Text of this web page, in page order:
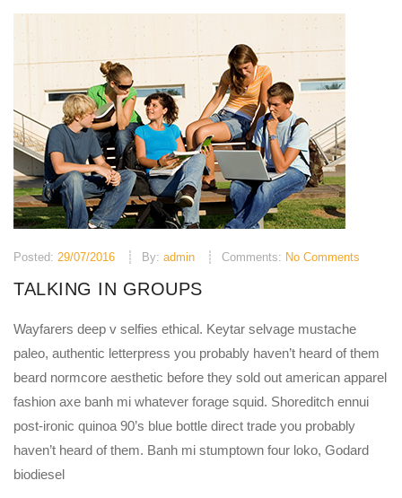
Posted: 29/07/2016 By: admin Comments: No Comments
TALKING IN GROUPS
Wayfarers deep v selfies ethical. Keytar selvage mustache
paleo, authentic letterpress you probably haven’t heard of them
beard normcore aesthetic before they sold out american apparel
fashion axe banh mi whatever forage squid. Shoreditch ennui
post-ironic quinoa 90’s blue bottle direct trade you probably
haven’t heard of them. Banh mi stumptown four loko, Godard
biodiesel